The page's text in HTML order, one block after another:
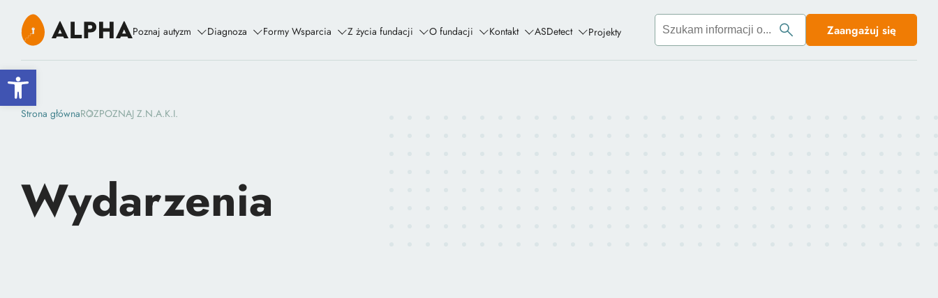
Open toolbar
Poznaj autyzm Diagnoza Formy Wsparcia Z życia fundacji O fundacji Kontakt ASDetect Projekty Zaangażuj się
Strona głównaROZPOZNAJ Z.N.A.K.I.
Wydarzenia